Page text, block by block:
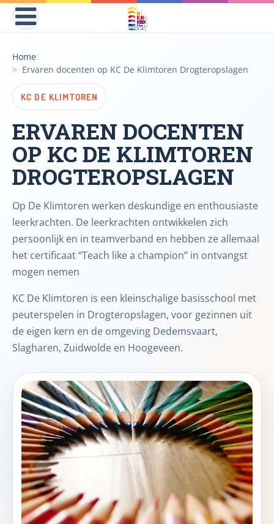
Home
Ervaren docenten op KC De Klimtoren Drogteropslagen
KC DE KLIMTOREN
ERVAREN DOCENTEN
OP KC DE KLIMTOREN
DROGTEROPSLAGEN
Op De Klimtoren werken deskundige en enthousiaste
leerkrachten. De leerkrachten ontwikkelen zich
persoonlijk en in teamverband en hebben ze allemaal
het certificaat “Teach like a champion” in ontvangst
mogen nemen
KC De Klimtoren is een kleinschalige basisschool met
peuterspelen in Drogteropslagen, voor gezinnen uit
de eigen kern en de omgeving Dedemsvaart,
Slagharen, Zuidwolde en Hoogeveen.